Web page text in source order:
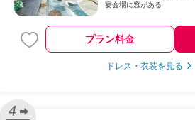
宴会場に窓がある
プラン料金
ドレス・衣装を見る
4